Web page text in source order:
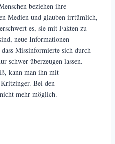
beziehen ihre
Medien und glauben irrtümlich,
es, sie mit Fakten zu
neue Informationen
Missinformierte sich durch
schwer überzeugen lassen.
kann man ihn mit
Bei den
mehr möglich.